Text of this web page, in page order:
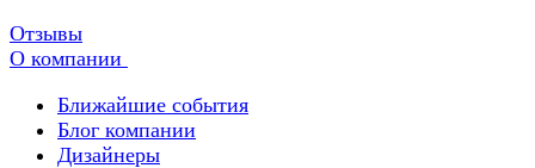
Отзывы
О компании
Ближайшие события
Блог компании
Дизайнеры